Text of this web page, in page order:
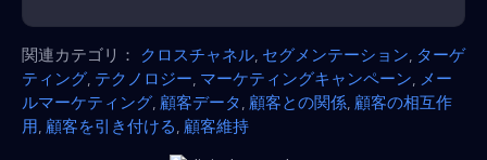
関連カテゴリ： クロスチャネル セグメンテーション ターゲ
ティング テクノロジー マーケティングキャンペーン
メー
ルマーケティング 顧客データ 顧客との関係 顧客の相互作
用 顧客を引き付ける 顧客維持